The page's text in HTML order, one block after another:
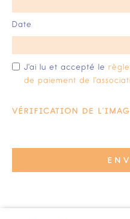
Date
J'ai lu et accepté le
de paiement de
VÉRIFICATION DE